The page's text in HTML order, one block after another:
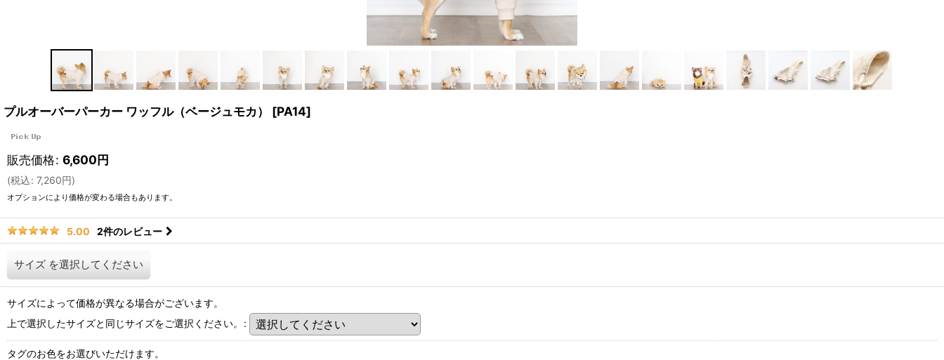
プルオーバーパーカー ワッフル（ベージュモカ） [PA14]
販売価格: 6,600円
(税込: 7,260円)
オプションにより価格が変わる場合もあります。
5.00 2件のレビュー
サイズ を選択してください
サイズによって価格が異なる場合がございます。
上で選択したサイズと同じサイズをご選択ください。
:
タグのお色をお選びいただけます。